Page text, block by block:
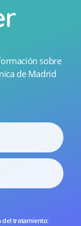
sobre
de Madrid
del tratamiento: